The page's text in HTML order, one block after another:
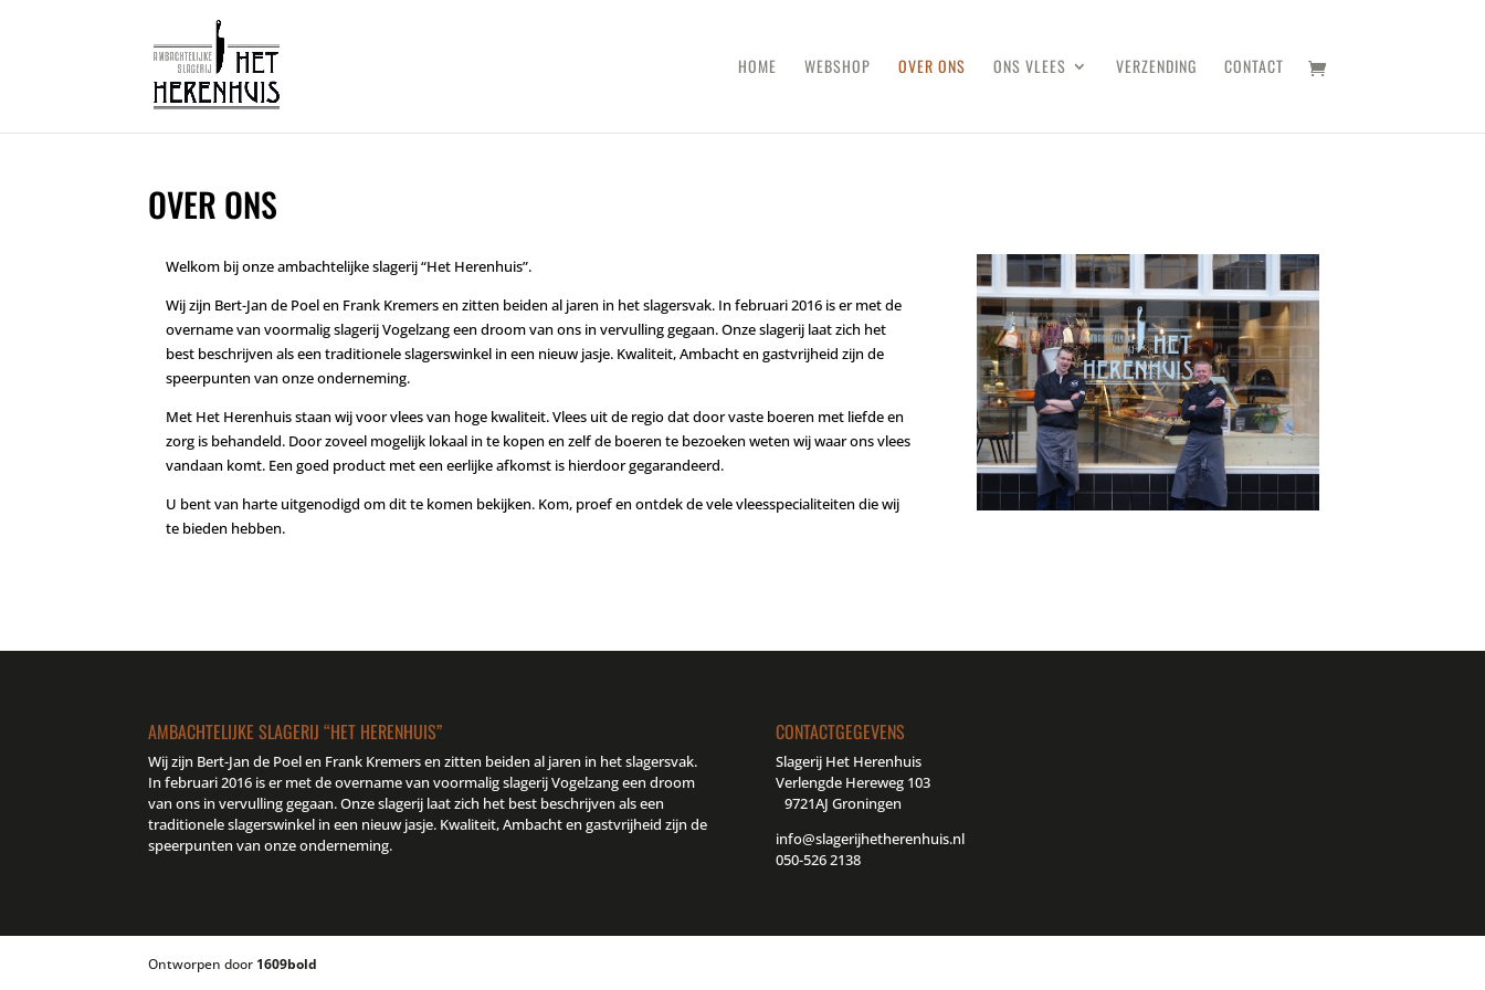
HOME WEBSHOP OVER ONS ONS VLEES VERZENDING CONTACT
OVER ONS
Welkom bij onze ambachtelijke slagerij “Het Herenhuis”.
Wij zijn Bert-Jan de Poel en Frank Kremers en zitten beiden al jaren in het slagersvak. In februari 2016 is er met de
overname van voormalig slagerij Vogelzang een droom van ons in vervulling gegaan. Onze slagerij laat zich het
best beschrijven als een traditionele slagerswinkel in een nieuw jasje. Kwaliteit, Ambacht en gastvrijheid zijn de
speerpunten van onze onderneming.
Met Het Herenhuis staan wij voor vlees van hoge kwaliteit. Vlees uit de regio dat door vaste boeren met liefde en
zorg is behandeld. Door zoveel mogelijk lokaal in te kopen en zelf de boeren te bezoeken weten wij waar ons vlees
vandaan komt. Een goed product met een eerlijke afkomst is hierdoor gegarandeerd.
U bent van harte uitgenodigd om dit te komen bekijken. Kom, proef en ontdek de vele vleesspecialiteiten die wij
te bieden hebben.
AMBACHTELIJKE SLAGERIJ “HET HERENHUIS”
Wij zijn Bert-Jan de Poel en Frank Kremers en zitten beiden al jaren in het slagersvak.
In februari 2016 is er met de overname van voormalig slagerij Vogelzang een droom
van ons in vervulling gegaan. Onze slagerij laat zich het best beschrijven als een
traditionele slagerswinkel in een nieuw jasje. Kwaliteit, Ambacht en gastvrijheid zijn de
speerpunten van onze onderneming.
CONTACTGEGEVENS
Slagerij Het Herenhuis
Verlengde Hereweg 103
9721AJ Groningen
info@slagerijhetherenhuis.nl
050-526 2138
Ontworpen door 1609bold